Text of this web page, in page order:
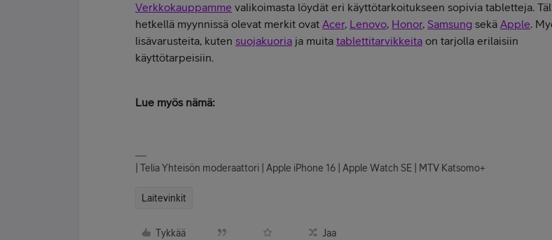
Verkkokauppamme valikoimasta löydät eri käyttötarkoitukseen sopivia tabletteja.
hetkellä myynnissä olevat merkit ovat Acer, Lenovo, Honor, Samsung sekä Apple.
lisävarusteita, kuten suojakuoria ja muita tablettitarvikkeita on tarjolla erilaisiin
käyttötarpeisiin.
Lue myös nämä:
| Telia Yhteisön moderaattori | Apple iPhone 16 | Apple Watch SE | MTV Katsomo+
Laitevinkit
Tykkää Jaa